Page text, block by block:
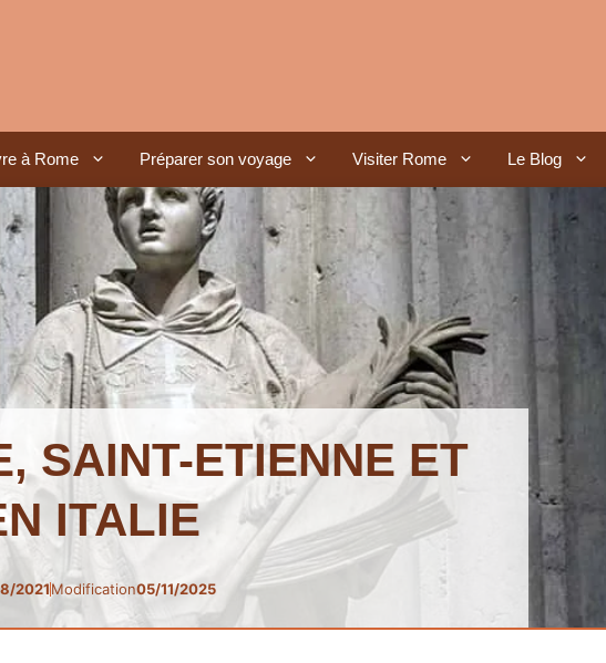
à Rome Préparer son voyage Visiter Rome Le Blog
SAINT-ETIENNE ET
ITALIE
2021Modification05/11/2025